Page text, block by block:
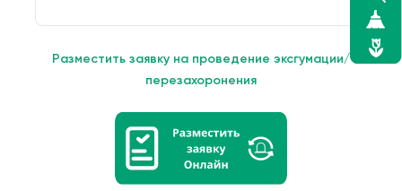
Разместить заявку на проведение эксгумации/
перезахоронения